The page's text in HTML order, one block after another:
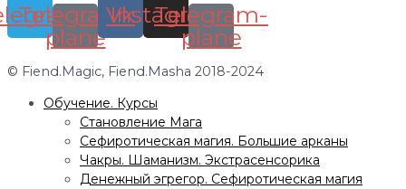
Telegram-
plane
Vk
Instagram
Telegram-
plane
© Fiend.Magic, Fiend.Masha 2018-2024
Обучение. Курсы
Становление Мага
Сефиротическая магия. Большие арканы
Чакры. Шаманизм. Экстрасенсорика
Денежный эгрегор. Сефиротическая магия